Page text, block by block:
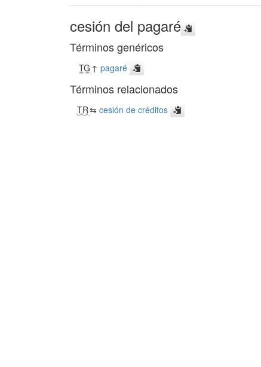
cesión del pagaré
Términos genéricos
TG ↑pagaré
Términos relacionados
TR⇆ cesión de créditos